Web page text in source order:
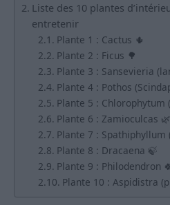
Liste des 10 plantes
entretenir
Plante 1 : Cactus 🌵
Plante 2 : Ficus 🌳
Plante 3 : Sansevieria
Plante 4 : Pothos
Plante 5 : Chlorophytum
Plante 6 : Zamioculcas 🌿
Plante 7 : Spathiphyllum
Plante 8 : Dracaena 🍃
Plante 9 : Philodendron
Plante 10 : Aspidistra